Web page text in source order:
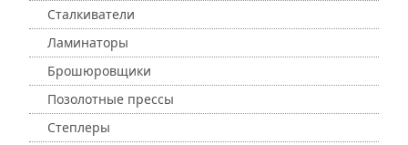
Сталкиватели
Ламинаторы
Брошюровщики
Позолотные прессы
Степлеры